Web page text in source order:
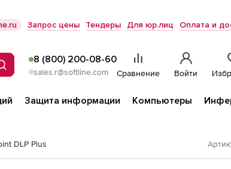
Запрос цены Тендеры Для юр.лиц Оплата и
Поиск
8 (800) 200-08-60
sales.r@softline.com Сравнение Войти
Защита информации Компьютеры
DLP Plus